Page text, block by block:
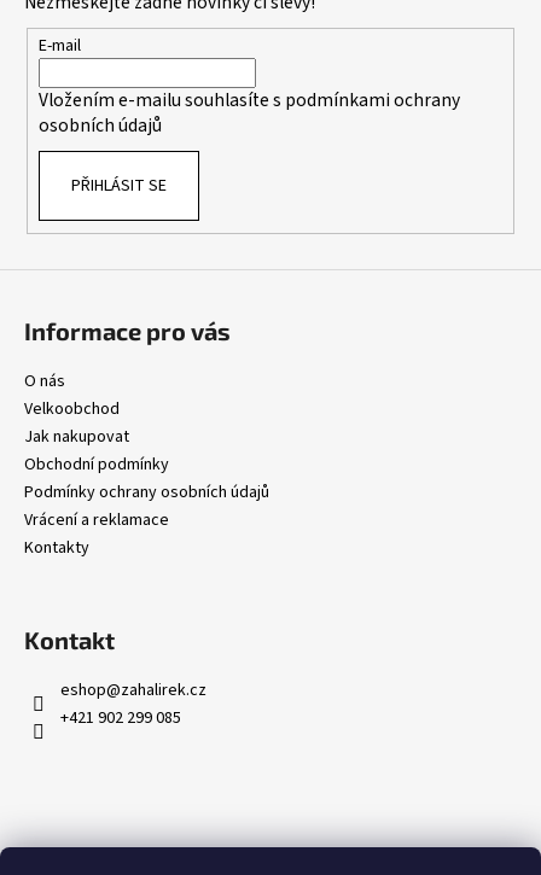
c
r
ý
p
E-mail
Vložením e-mailu souhlasíte s podmínkami ochrany
osobních údajů
PŘIHLÁSIT SE
Informace pro vás
O nás
Velkoobchod
Jak nakupovat
Obchodní podmínky
Podmínky ochrany osobních údajů
Vrácení a reklamace
Kontakty
Kontakt
eshop@zahalirek.cz
+421 902 299 085